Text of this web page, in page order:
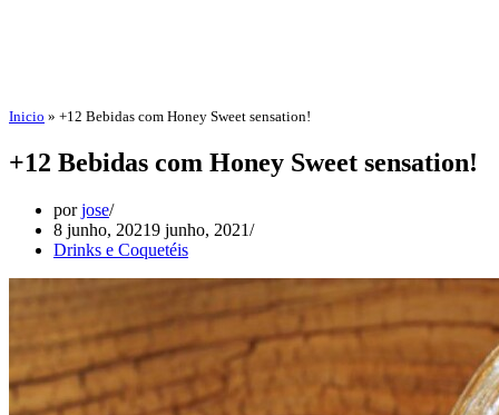
Inicio » +12 Bebidas com Honey Sweet sensation!
+12 Bebidas com Honey Sweet sensation!
porjose
8 junho, 20219 junho, 2021
Drinks e Coquetéis